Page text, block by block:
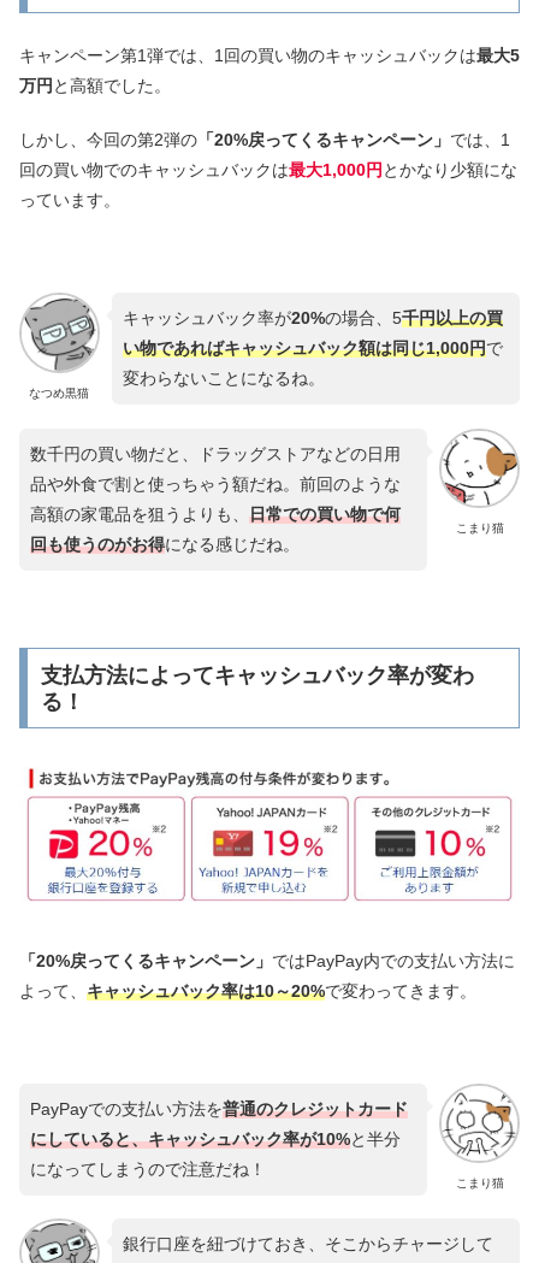
キャンペーン第1弾では、1回の買い物のキャッシュバックは最大5
万円 と高額でした。
しかし、今回の第2弾の 「20%戻ってくるキャンペーン」 では、1
回の買い物でのキャッシュバックは最大1,000円 とかなり少額にな
っています。
なつめ黒猫
キャッシュバック率が20%の場合、5千円以上の買
い物であればキャッシュバック額は同じ1,000円で
変わらないことになるね。
こまり猫
数千円の買い物だと、ドラッグストアなどの日用
品や外食で割と使っちゃう額だね。前回のような
高額の家電品を狙うよりも、 日常での買い物で何
回も使うのがお得になる感じだね。
支払方法によってキャッシュバック率が変わ
る！
「20%戻ってくるキャンペーン」 ではPayPay内での支払い方法に
よって、 キャッシュバック率は10～20%で変わってきます。
こまり猫
PayPayでの支払い方法を普通のクレジットカード
にしていると、キャッシュバック率が10%と半分
になってしまうので注意だね！
銀行口座を紐づけておき、そこからチャージして